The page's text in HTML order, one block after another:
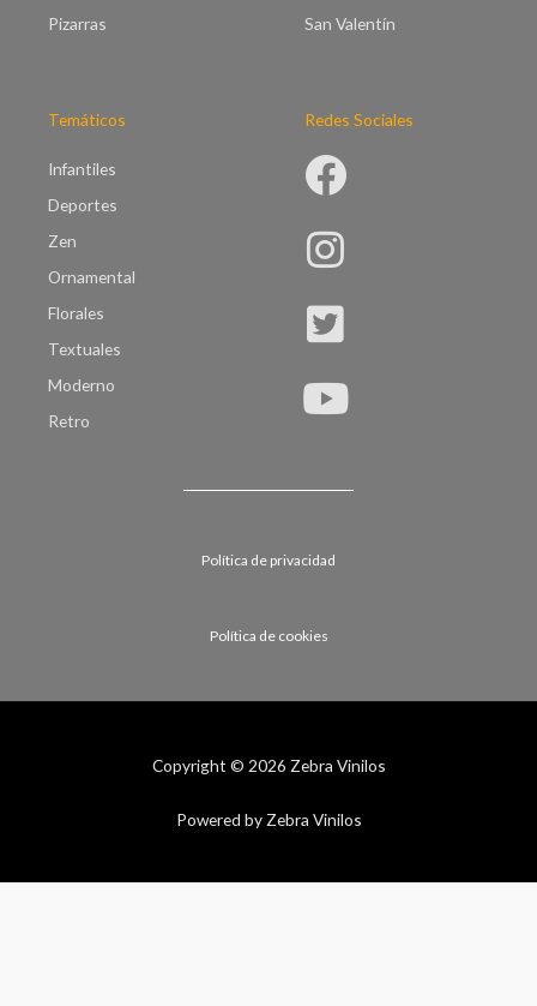
Pizarras
San Valentín
Temáticos
Infantiles
Deportes
Zen
Ornamental
Florales
Textuales
Moderno
Retro
Redes Sociales
Política de privacidad
Política de cookies
Copyright © 2026 Zebra Vinilos
Powered by Zebra Vinilos